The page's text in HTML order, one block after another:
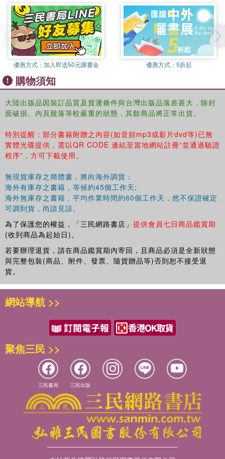
優惠方式： 加入即送50元購書金 優惠方式： 5折起
購物須知
大陸出版品因裝訂品質及貨運條件與台灣出版品落差甚大，除封
面破損、內頁脫落等較嚴重的狀態，其餘商品將正常出貨。
特別提醒：部分書籍附贈之內容(如音頻mp3或影片dvd等)已無
實體光碟提供，需以QR CODE 連結至當地網站註冊“並通過驗證
程序”，方可下載使用。
無現貨庫存之簡體書，將向海外調貨：
海外有庫存之書籍，等候約45個工作天;
海外無庫存之書籍，平均作業時間約60個工作天，然不保證確定
可調到貨，尚請見諒。
為了保護您的權益，「三民網路書店」 提供會員七日商品鑑賞期
(收到商品為起始日)。
若要辦理退貨，請在商品鑑賞期內寄回，且商品必須是全新狀態
與完整包裝(商品、附件、發票、隨貨贈品等)否則恕不接受退
貨。
網站導航 >>
聚焦三民 >>
三民書局 三民出版